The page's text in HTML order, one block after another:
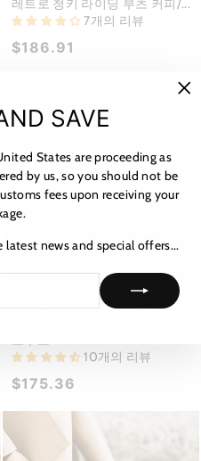
7개의 리뷰
$186.91
레이스업 가죽 앵클부츠 누드슬
10개의 리뷰
$175.36
SAVE
States are proceeding as
by us, so you should not be
fees upon receiving your
news and special offers...★ 리뷰